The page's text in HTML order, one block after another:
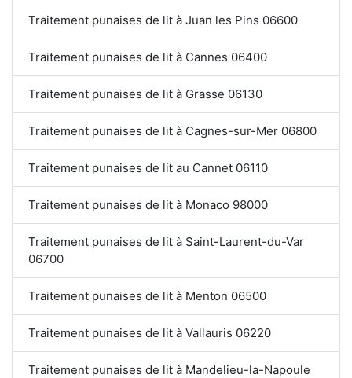
Traitement punaises de lit à Juan les Pins 06600
Traitement punaises de lit à Cannes 06400
Traitement punaises de lit à Grasse 06130
Traitement punaises de lit à Cagnes-sur-Mer 06800
Traitement punaises de lit au Cannet 06110
Traitement punaises de lit à Monaco 98000
Traitement punaises de lit à Saint-Laurent-du-Var
06700
Traitement punaises de lit à Menton 06500
Traitement punaises de lit à Vallauris 06220
Traitement punaises de lit à Mandelieu-la-Napoule